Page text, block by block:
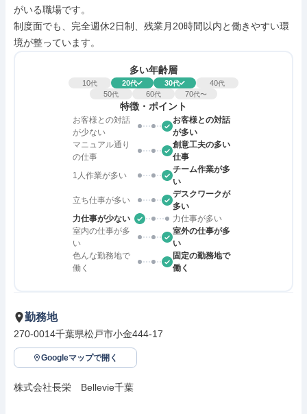
がいる職場です。
制度面でも、完全週休2日制、残業月20時間以内と働きやすい環
境が整っています。
多い年齢層
10代 20代 30代 40代
50代 60代 70代〜
特徴・ポイント
お客様との対話
が少ない
お客様との対話
が多い
マニュアル通り
の仕事
創意工夫の多い
仕事
1人作業が多い
チーム作業が多
い
立ち仕事が多い
デスクワークが
多い
力仕事が少ない
力仕事が多い
室内の仕事が多
い
室外の仕事が多
い
色んな勤務地で
働く
固定の勤務地で
働く
勤務地
270-0014千葉県松戸市小金444-17
Googleマップで開く
株式会社長栄　Bellevie千葉